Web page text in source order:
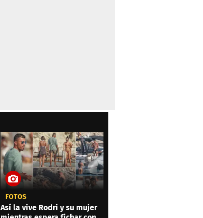
FOTOS
Así la vive Rodri y su mujer